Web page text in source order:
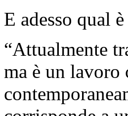
E adesso qual
“Attualmente
ma è un lavoro